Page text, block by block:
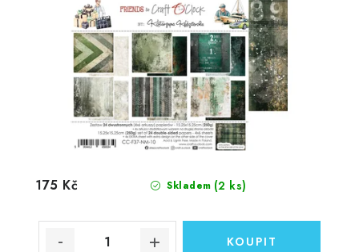
Skladem (2 ks)
175 Kč